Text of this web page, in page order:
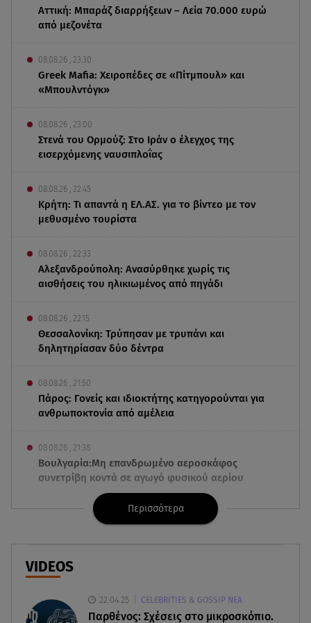
Αττική: Μπαράζ διαρρήξεων – Λεία 70.000 ευρώ
από μεζονέτα
08.08.26 , 23:30
Greek Mafia: Χειροπέδες σε «Πίτμπουλ» και
«Μπουλντόγκ»
08.08.26 , 23:00
Στενά του Ορμούζ: Στο Ιράν ο έλεγχος της
εισερχόμενης ναυσιπλοΐας
08.08.26 , 22:45
Κρήτη: Τι απαντά η ΕΛ.ΑΣ. για το βίντεο με τον
μεθυσμένο τουρίστα
08.08.26 , 22:33
Αλεξανδρούπολη: Ανασύρθηκε χωρίς τις
αισθήσεις του ηλικιωμένος από πηγάδι
08.08.26 , 22:15
Θεσσαλονίκη: Τρύπησαν με τρυπάνι και
δηλητηρίασαν δύο δέντρα
08.08.26 , 21:50
Πάρος: Γονείς και ιδιοκτήτης κατηγορούνται για
ανθρωποκτονία από αμέλεια
08.08.26 , 21:38
Βουλγαρία:Μη επανδρωμένο αεροσκάφος
συνετρίβη κοντά σε αγωγό φυσικού αερίου
08.08.26 , 21:32
Φωτιά στην Αττικοβοιωτία: Ενέργεια ίση με έξι
ατομικές βόμβες
08.08.26 , 21:20
«Ισλαμικό ΝΑΤΟ»: Πώς επηρεάζεται η Ελλάδα
από τη νέα συμμαχία
Περισσότερα
VIDEOS
22.04.25 CELEBRITIES & GOSSIP ΝΕΑ
Παρθένος: Σχέσεις στο μικροσκόπιο.